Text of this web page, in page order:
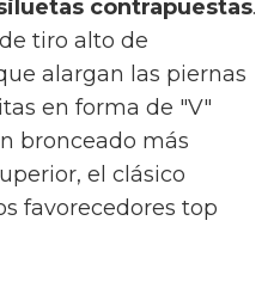
texturas. La
prendas
y reflejan tu
de otras
las tonalidades
o vino, el